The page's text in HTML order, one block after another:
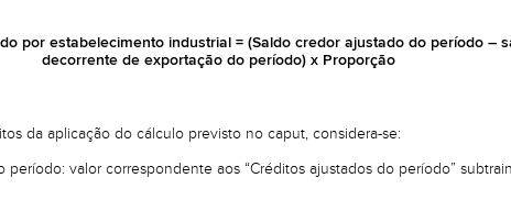
por estabelecimento industrial = (Saldo credor ajustado do período –
decorrente de exportação do período) x Proporção
da aplicação do cálculo previsto no caput, considera-se:
período: valor correspondente aos “Créditos ajustados do período”